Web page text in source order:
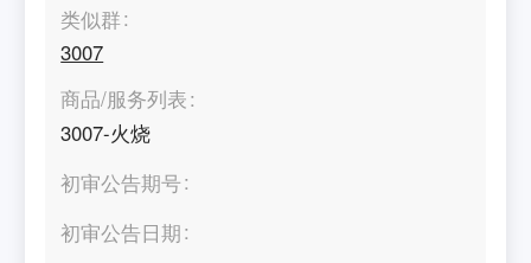
类似群
3007
商品/服务列表
3007-火烧
初审公告期号
初审公告日期